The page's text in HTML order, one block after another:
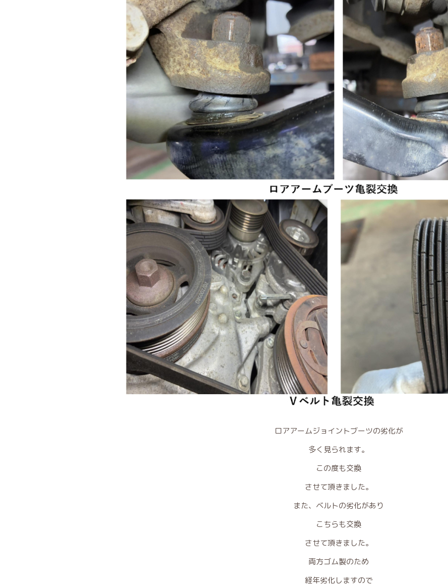
ロアアームジョイントブーツの劣化が
多く見られます。
この度も交換
させて頂きました。
また、ベルトの劣化があり
こちらも交換
させて頂きました。
両方ゴム製のため
経年劣化しますので